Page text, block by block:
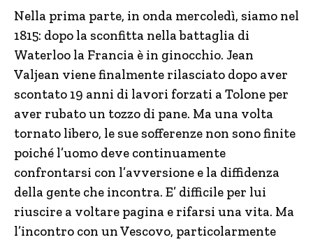
Nella prima parte, in onda mercoledì, siamo nel
1815: dopo la sconfitta nella battaglia di
Waterloo la Francia è in ginocchio. Jean
Valjean viene finalmente rilasciato dopo aver
scontato 19 anni di lavori forzati a Tolone per
aver rubato un tozzo di pane. Ma una volta
tornato libero, le sue sofferenze non sono finite
poiché l’uomo deve continuamente
confrontarsi con l’avversione e la diffidenza
della gente che incontra. E’ difficile per lui
riuscire a voltare pagina e rifarsi una vita. Ma
l’incontro con un Vescovo, particolarmente